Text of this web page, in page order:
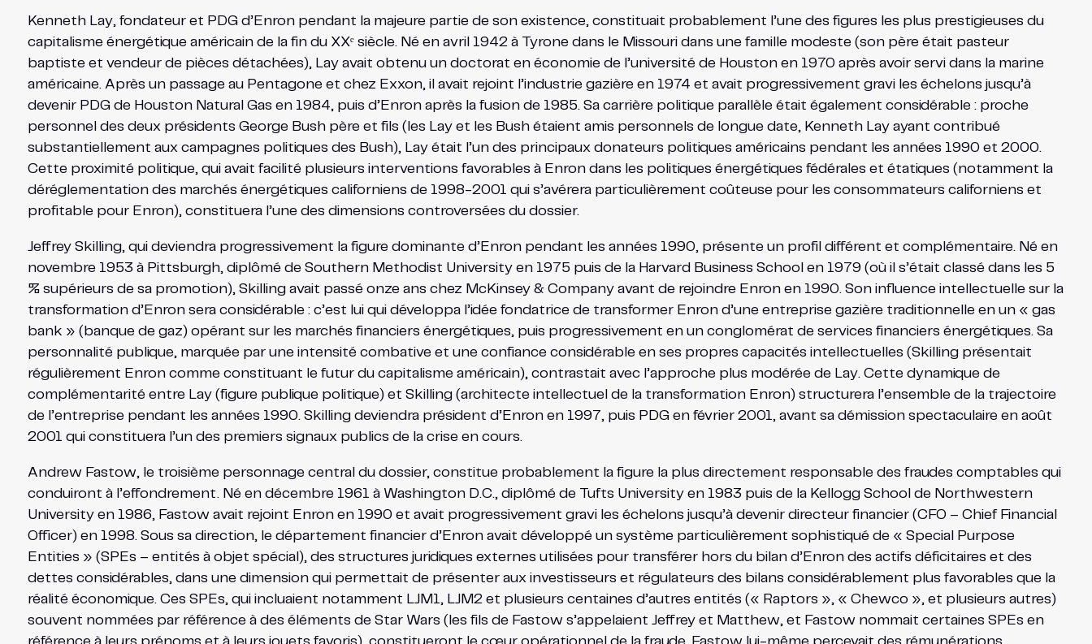
Kenneth Lay, fondateur et PDG d’Enron pendant la majeure partie de son existence, constituait probablement l’une des figures les plus prestigieuses du
capitalisme énergétique américain de la fin du XXᵉ siècle. Né en avril 1942 à Tyrone dans le Missouri dans une famille modeste (son père était pasteur
baptiste et vendeur de pièces détachées), Lay avait obtenu un doctorat en économie de l’université de Houston en 1970 après avoir servi dans la marine
américaine. Après un passage au Pentagone et chez Exxon, il avait rejoint l’industrie gazière en 1974 et avait progressivement gravi les échelons jusqu’à
devenir PDG de Houston Natural Gas en 1984, puis d’Enron après la fusion de 1985. Sa carrière politique parallèle était également considérable : proche
personnel des deux présidents George Bush père et fils (les Lay et les Bush étaient amis personnels de longue date, Kenneth Lay ayant contribué
substantiellement aux campagnes politiques des Bush), Lay était l’un des principaux donateurs politiques américains pendant les années 1990 et 2000.
Cette proximité politique, qui avait facilité plusieurs interventions favorables à Enron dans les politiques énergétiques fédérales et étatiques (notamment la
déréglementation des marchés énergétiques californiens de 1998-2001 qui s’avérera particulièrement coûteuse pour les consommateurs californiens et
profitable pour Enron), constituera l’une des dimensions controversées du dossier.
Jeffrey Skilling, qui deviendra progressivement la figure dominante d’Enron pendant les années 1990, présente un profil différent et complémentaire. Né en
novembre 1953 à Pittsburgh, diplômé de Southern Methodist University en 1975 puis de la Harvard Business School en 1979 (où il s’était classé dans les 5
% supérieurs de sa promotion), Skilling avait passé onze ans chez McKinsey & Company avant de rejoindre Enron en 1990. Son influence intellectuelle sur la
transformation d’Enron sera considérable : c’est lui qui développa l’idée fondatrice de transformer Enron d’une entreprise gazière traditionnelle en un « gas
bank » (banque de gaz) opérant sur les marchés financiers énergétiques, puis progressivement en un conglomérat de services financiers énergétiques. Sa
personnalité publique, marquée par une intensité combative et une confiance considérable en ses propres capacités intellectuelles (Skilling présentait
régulièrement Enron comme constituant le futur du capitalisme américain), contrastait avec l’approche plus modérée de Lay. Cette dynamique de
complémentarité entre Lay (figure publique politique) et Skilling (architecte intellectuel de la transformation Enron) structurera l’ensemble de la trajectoire
de l’entreprise pendant les années 1990. Skilling deviendra président d’Enron en 1997, puis PDG en février 2001, avant sa démission spectaculaire en août
2001 qui constituera l’un des premiers signaux publics de la crise en cours.
Andrew Fastow, le troisième personnage central du dossier, constitue probablement la figure la plus directement responsable des fraudes comptables qui
conduiront à l’effondrement. Né en décembre 1961 à Washington D.C., diplômé de Tufts University en 1983 puis de la Kellogg School de Northwestern
University en 1986, Fastow avait rejoint Enron en 1990 et avait progressivement gravi les échelons jusqu’à devenir directeur financier (CFO – Chief Financial
Officer) en 1998. Sous sa direction, le département financier d’Enron avait développé un système particulièrement sophistiqué de « Special Purpose
Entities » (SPEs – entités à objet spécial), des structures juridiques externes utilisées pour transférer hors du bilan d’Enron des actifs déficitaires et des
dettes considérables, dans une dimension qui permettait de présenter aux investisseurs et régulateurs des bilans considérablement plus favorables que la
réalité économique. Ces SPEs, qui incluaient notamment LJM1, LJM2 et plusieurs centaines d’autres entités (« Raptors », « Chewco », et plusieurs autres)
souvent nommées par référence à des éléments de Star Wars (les fils de Fastow s’appelaient Jeffrey et Matthew, et Fastow nommait certaines SPEs en